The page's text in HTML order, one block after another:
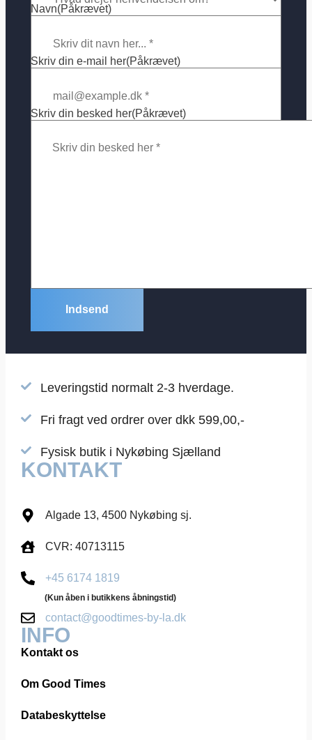
Navn(Påkrævet)
Skriv din e-mail her(Påkrævet)
Skriv din besked her(Påkrævet)
Leveringstid normalt 2-3 hverdage.
Fri fragt ved ordrer over dkk 599,00,-
Fysisk butik i Nykøbing Sjælland
KONTAKT
Algade 13, 4500 Nykøbing sj.
CVR: 40713115
+45 6174 1819
(Kun åben i butikkens åbningstid)
contact@goodtimes-by-la.dk
INFO
Kontakt os
Om Good Times
Databeskyttelse